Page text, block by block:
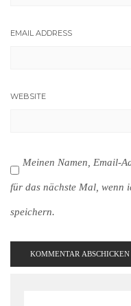
EMAIL ADDRESS
WEBSITE
Meinen Namen, Email-
für das nächste Mal, wenn
speichern.